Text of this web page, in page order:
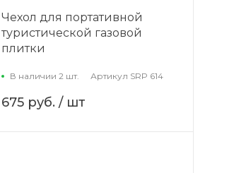
Чехол для портативной
туристической газовой
плитки
В наличии 2 шт. Артикул SRP 614
675 руб. / шт